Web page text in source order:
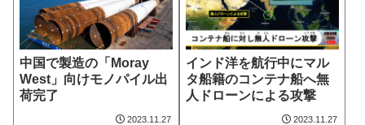
中国で製造の「Moray
West」向けモノパイル出
荷完了
2023.11.27
インド洋を航行中にマル
タ船籍のコンテナ船へ無
人ドローンによる攻撃
2023.11.27